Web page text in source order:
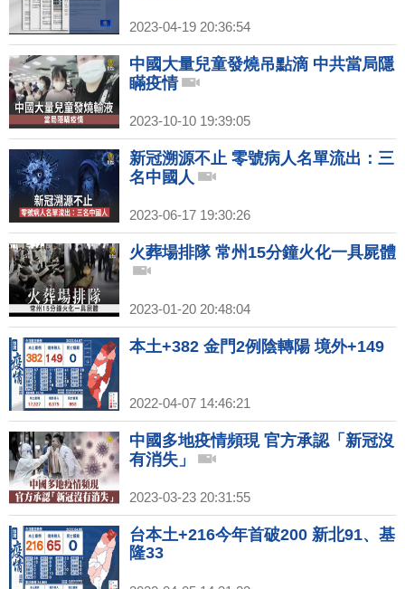
2023-04-19 20:36:54
中國大量兒童發燒吊點滴 中共當局隱
瞞疫情
2023-10-10 19:39:05
新冠溯源不止 零號病人名單流出：三
名中國人
2023-06-17 19:30:26
火葬場排隊 常州15分鐘火化一具屍體
2023-01-20 20:48:04
本土+382 金門2例陰轉陽 境外+149
2022-04-07 14:46:21
中國多地疫情頻現 官方承認「新冠沒
有消失」
2023-03-23 20:31:55
台本土+216今年首破200 新北91、基
隆33